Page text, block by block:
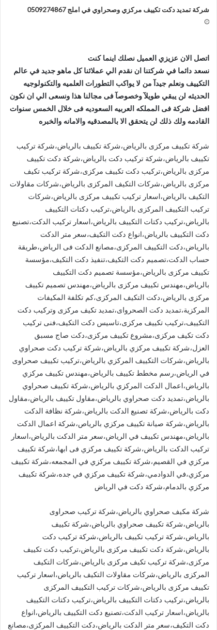
شركة تمديد دكت تكييف مركزي وصحراوي في املج 0509274867
اتصل الان عزيزي العميل نصلك اينما كنت
نسعد دائما في شركتنا ان نقدم الي عملائنا كل ماهو جديد في عالم
التكييف ونعلم جيدآ من لا يواكب التطورات العلميه والتكنولوجيه
الحديثه لن يبقي طويلآ وخصوصآ فى مجالنا هذا ونسعى الي ان نكون
افضل شركة فى المملكه العربيه السعوديه فى خلال الخمس سنوات
القادمه ولك ذلك لن يتحقق الا بالمصدقيه والامانه والخبره
شركة تكييف مركزى بالرياض،شركة تكييف بالرياض،شركة تركيب
تكييف بالرياض،شركة تركيب دكت بالرياض،شركة دكت تكييف
مركزى بالرياض،تركيب دكت تكييف مركزى،شركة تركيب تكيف
مركزى بالرياض،شركات التكيف المركزى بالرياض،شركات مقاولات
التكيف بالرياض،اسعار تركيب تكييف مركزى بالرياض،شركات
تركيب التكييف المركزى بالرياض،تركيب دكتات التكييف
بالرياض،تركيب دكتات التكييف بالرياض،اسعار تركيب الدكت،تصنيع
دكت التكييف بالرياض،انواع دكت التكيف،سعر متر الدكت
بالرياض،دكت التكييف المركزى،مصانع الدكت فى الرياض،طريقة
حساب الدكت،تصميم دكت التكيف،تنفيذ دكت التكيف،مؤسسة
تكييف مركزى بالرياض،مؤسسة تصميم دكت التكييف
بالرياض،مهندس تكييف مركزى بالرياض،مهندس تصميم تكييف
مركزى بالرياض،دكت التكيف المركزى،كم تكلفة المكيفات
المركزية،تمديد دكت الصحرواى،تمديد تكيف مركزى وتركيب دكت
التكييف،تركيب تكييف مركزى،تاسيس دكت التكيف،فنى تركيب
دكت تكيف مركزى،مشروع تكييف مركزى،دكت صاج مسبق
العزل،شركة تكييف مركزي بالرياض،شركة تركيب دكت صحراوي
بالرياض،شركات التكييف المركزي بالرياض،تركيب تكييف صحراوى
في الرياض،رسم مخطط تكييف بالرياض،مهندس تكييف مركزي
بالرياض،اعمال الدكت المركزي بالرياض،شركة تكييف صحراوي
بالرياض،تمديد دكت صحراوي بالرياض،مقاول تكييف بالرياض،مقاول
دكت بالرياض،شركة تصنيع الدكت بالرياض،شركة نظافة الدكت
بالرياض،شركة صيانة تكييف مركزي بالرياص،شركة اعمال الدكت
بالرياض،مهندس تكييف في الرياض،سعر متر الدكت بالرياض،اسعار
تركيب الدكت بالرياض،شركة تكييف مركزي فى ابها،شركة تكييف
مركزي في القصيم،شركة تكييف مركزي في المجمعه،شركة تكييف
مركزي،في الدوادمي،شركة تكييف مركزي في جده،شركة تكييف
مركزي بالدمام،شركة دكت في الرياض
شركة مكيف صحراوي بالرياض،شركة تركيب صحراوى
بالرياض،شركة تكييف صحراوي بالرياض،شركة تكييف
بالرياض،شركة تركيب تكييف بالرياض،شركة تركيب دكت
بالرياض،شركة دكت تكييف مركزى بالرياض،تركيب دكت تكييف
مركزى،شركة تركيب تكيف مركزى بالرياض،شركات التكيف
المركزى بالرياض،شركات مقاولات التكيف بالرياض،اسعار تركيب
تكييف مركزى بالرياض،شركات تركيب التكييف المركزى
بالرياض،تركيب دكتات التكييف بالرياض،تركيب دكتات التكييف
بالرياض،اسعار تركيب الدكت،تصنيع دكت التكييف بالرياض،انواع
دكت التكيف،سعر متر الدكت بالرياض،دكت التكييف المركزى،مصانع